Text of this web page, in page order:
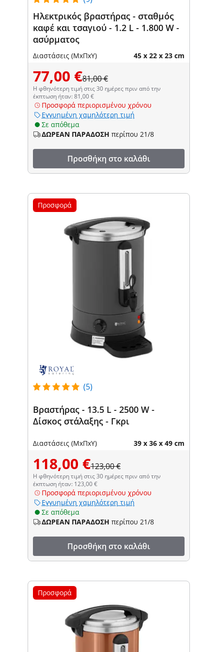
Ηλεκτρικός βραστήρας - σταθμός
καφέ και τσαγιού - 1.2 L - 1.800 W -
ασύρματος
Διαστάσεις (ΜxΠxΥ) 45 x 22 x 23 cm
77,00 €81,00 €
Η φθηνότερη τιμή στις 30 ημέρες πριν από την
έκπτωση ήταν: 81,00 €
Προσφορά περιορισμένου χρόνου
Εγγυημένη χαμηλότερη τιμή
Σε απόθεμα
ΔΩΡΕΑΝ ΠΑΡΑΔΟΣΗ περίπου 21/8
Προσθήκη στο καλάθι
Προσφορά
(5)
Βραστήρας - 13.5 L - 2500 W -
Δίσκος στάλαξης - Γκρι
Διαστάσεις (ΜxΠxΥ) 39 x 36 x 49 cm
118,00 €123,00 €
Η φθηνότερη τιμή στις 30 ημέρες πριν από την
έκπτωση ήταν: 123,00 €
Προσφορά περιορισμένου χρόνου
Εγγυημένη χαμηλότερη τιμή
Σε απόθεμα
ΔΩΡΕΑΝ ΠΑΡΑΔΟΣΗ περίπου 21/8
Προσθήκη στο καλάθι
Προσφορά